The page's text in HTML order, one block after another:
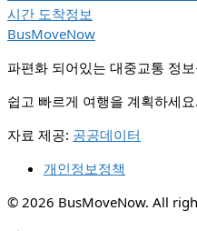
시간 도착정보
BusMoveNow
파편화 되어있는 대중교통 정
쉽고 빠르게 여행을 계획하세요.
자료 제공: 공공데이터
개인정보정책
© 2026 BusMoveNow. All